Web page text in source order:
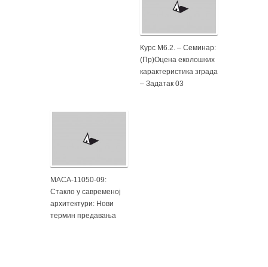
Курс М6.2. – Семинар:
(Пр)Оцена еколошких
карактеристика зграда
– Задатак 03
МАСА-11050-09:
Стакло у савременој
архитектури: Нови
термин предавања